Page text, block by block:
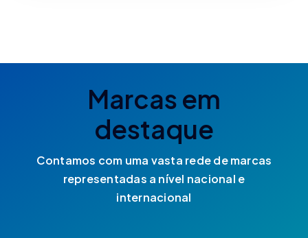
Marcas em
destaque
Contamos com uma vasta rede de marcas
representadas a nível nacional e
internacional